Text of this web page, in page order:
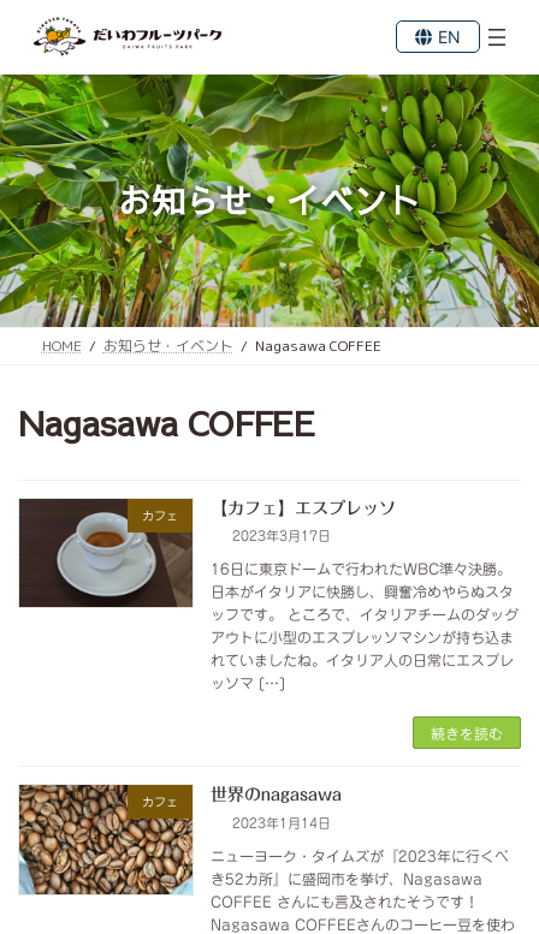
ン
ツ
へ
ス
キ
ッ
プ
ー
シ
ョ
ン
に
移
動
EN
お知らせ・イベント
HOME お知らせ・イベント Nagasawa COFFEE
Nagasawa COFFEE
カフェ 【カフェ】エスプレッソ
2023年3月17日
16日に東京ドームで行われたWBC準々決勝。
日本がイタリアに快勝し、興奮冷めやらぬスタ
ッフです。 ところで、イタリアチームのダッグ
アウトに小型のエスプレッソマシンが持ち込ま
れていましたね。イタリア人の日常にエスプレ
ッソマ […]
続きを読む
カフェ 世界のnagasawa
2023年1月14日
ニューヨーク・タイムズが『2023年に行くべ
き52カ所』に盛岡市を挙げ、Nagasawa
COFFEE さんにも言及されたそうです！
Nagasawa COFFEEさんのコーヒー豆を使わ